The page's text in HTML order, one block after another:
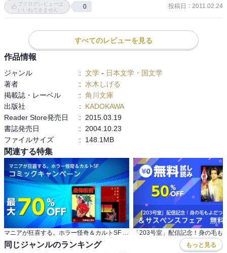
ブクログレビューは
いいねできません
0 投稿日 : 2011.02.24
すべてのレビューを見る
作品情報
ジャンル : 文学 - 日本文学・国文学
著者
: 水木しげる
掲載誌・レーベル
: 角川文庫
出版社
:
KADOKAWA
Reader Store発売日
:
2015.03.19
書誌発売日
:
2004.10.23
ファイルサイズ
: 148.1MB
関連する特集
マニアが狂喜する。ホラー怪奇＆カルトSF コミックキャンペーン
同じジャンルのランキング もっと見る